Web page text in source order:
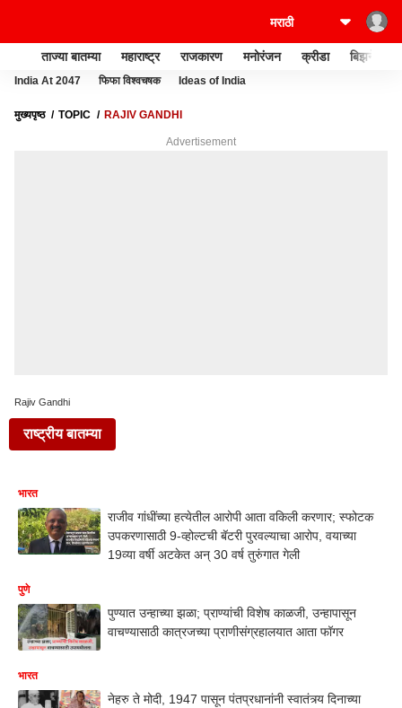
ताज्या बातम्या महाराष्ट्र राजकारण मनोरंजन क्रीडा बिझनेस
India At 2047 फिफा विश्वचषक Ideas of India
मुख्यपृष्ठ TOPIC RAJIV GANDHI
Advertisement
Rajiv Gandhi
राष्ट्रीय बातम्या
भारत
राजीव गांधींच्या हत्येतील आरोपी आता वकिली करणार; स्फोटक
उपकरणासाठी 9-व्होल्टची बॅटरी पुरवल्याचा आरोप, वयाच्या
19व्या वर्षी अटकेत अन् 30 वर्ष तुरुंगात गेली
पुणे
पुण्यात उन्हाच्या झळा; प्राण्यांची विशेष काळजी, उन्हापासून
वाचण्यासाठी कात्रजच्या प्राणीसंग्रहालयात आता फॉगर
भारत
नेहरु ते मोदी, 1947 पासून पंतप्रधानांनी स्वातंत्र्य दिनाच्या